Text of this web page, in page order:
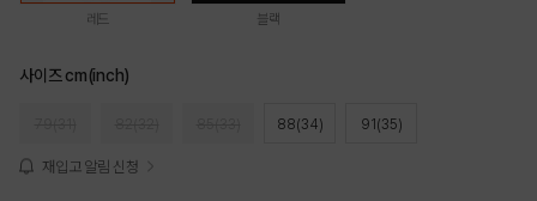
레드 블랙
사이즈 cm(inch)
88(34) 91(35)
재입고 알림 신청